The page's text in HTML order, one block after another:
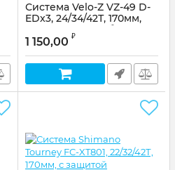
Система Velo-Z VZ-49 D-
EDx3, 24/34/42Т, 170мм,
сталь,черный с белыми
вставками, с защитой
Артикул: 2502-49
1 150,00 ₽